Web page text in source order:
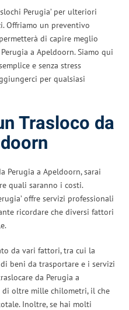
Perugia’ per ulteriori
Offriamo un preventivo
di capire meglio
a Apeldoorn. Siamo qui
e senza stress
per qualsiasi
Trasloco da
Perugia a Apeldoorn, sarai
quali saranno i costi.
offre servizi professionali
ricordare che diversi fattori
da vari fattori, tra cui la
beni da trasportare e i servizi
da Perugia a
oltre mille chilometri, il che
Inoltre, se hai molti